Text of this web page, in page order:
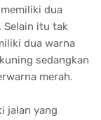
dua
Selain itu tak
dua warna
sedangkan
merah.
jalan yang